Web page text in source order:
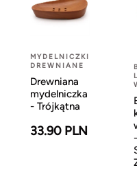
MYDELNICZKI
DREWNIANE
Drewniana
mydelniczka
- Trójkątna
33.90 PLN